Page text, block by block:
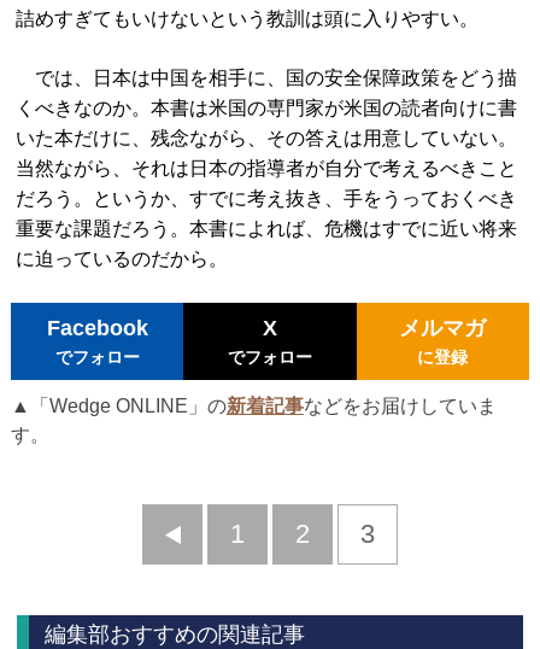
詰めすぎてもいけないという教訓は頭に入りやすい。
では、日本は中国を相手に、国の安全保障政策をどう描
くべきなのか。本書は米国の専門家が米国の読者向けに書
いた本だけに、残念ながら、その答えは用意していない。
当然ながら、それは日本の指導者が自分で考えるべきこと
だろう。というか、すでに考え抜き、手をうっておくべき
重要な課題だろう。本書によれば、危機はすでに近い将来
に迫っているのだから。
Facebook
でフォロー
X
でフォロー
メルマガ
に登録
▲「Wedge ONLINE」の新着記事などをお届けしていま
す。
前
1 2 3
編集部おすすめの関連記事